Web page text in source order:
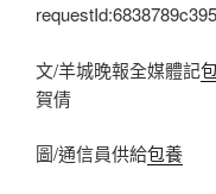
文/羊城晚報全媒體記
賀倩
圖/通信員供給包養